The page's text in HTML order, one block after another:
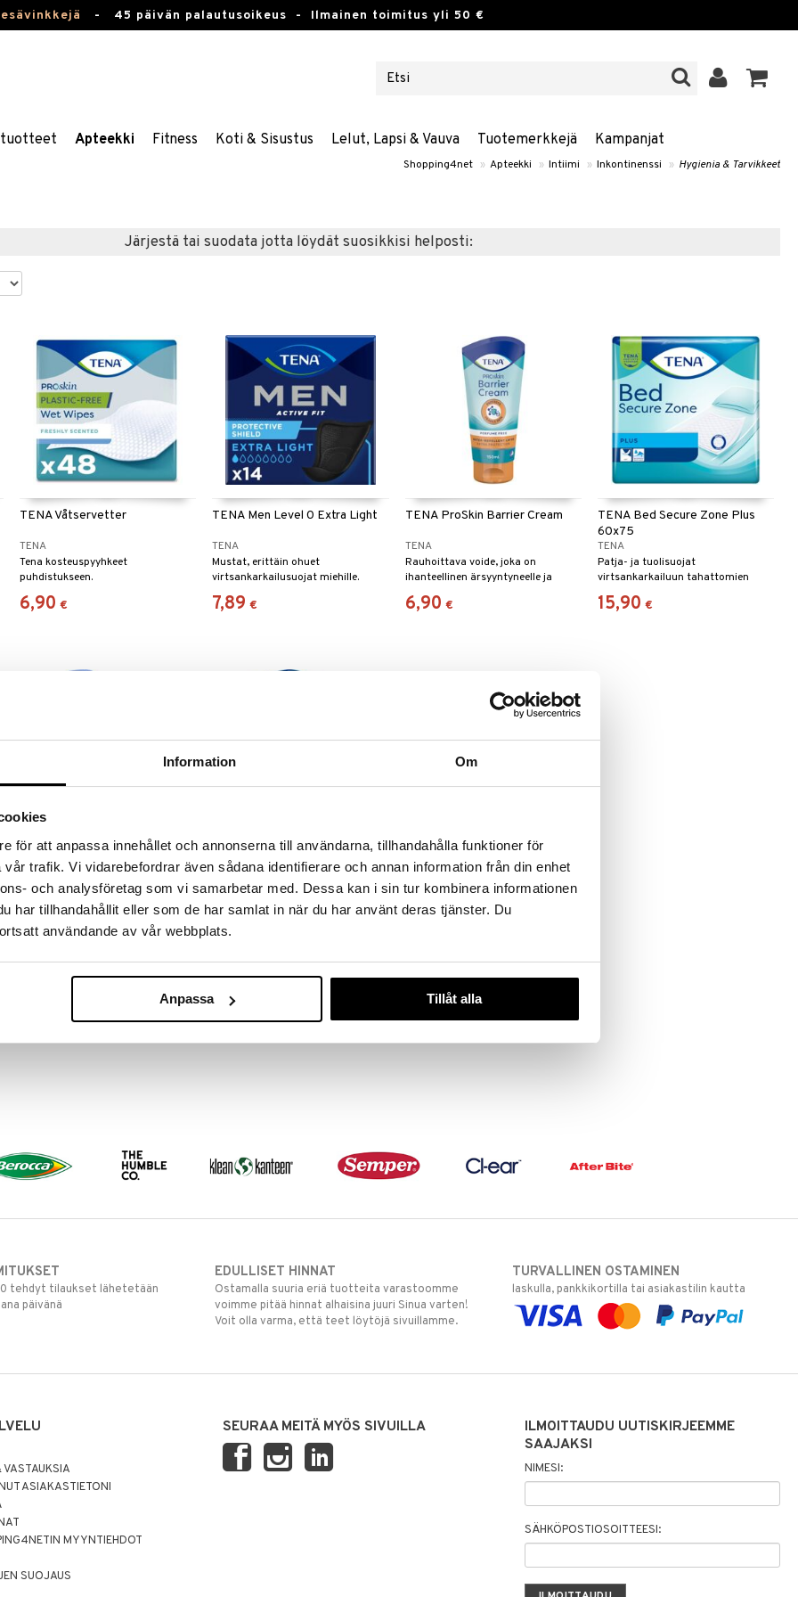
Information Om
för att anpassa innehållet och annonserna till användarna, tillhandahålla funktioner för
trafik. Vi vidarebefordrar även sådana identifierare och annan information från din enhet
och analysföretag som vi samarbetar med. Dessa kan i sin tur kombinera informationen
har tillhandahållit eller som de har samlat in när du har använt deras tjänster. Du
användande av vår webbplats.
Anpassa Tillåt alla
- 45 päivän palautusoikeus - Ilmainen toimitus yli 50 €
Apteekki Fitness Koti & Sisustus Lelut, Lapsi & Vauva Tuotemerkkejä Kampanjat
Shopping4net » Apteekki » Intiimi » Inkontinenssi » Hygienia & Tarvikkeet
Järjestä tai suodata jotta löydät suosikkisi helposti:
TENA Våtservetter
TENA
Tena kosteuspyyhkeet
puhdistukseen.
6,90 €
TENA Men Level 0 Extra Light
TENA
Mustat, erittäin ohuet
virtsankarkailusuojat miehille.
7,89 €
TENA ProSkin Barrier Cream
TENA
Rauhoittava voide, joka on
ihanteellinen ärsyyntyneelle ja
herkälle iholle.
6,90 €
TENA Bed Secure Zone Plus
60x75
TENA
Patja- ja tuolisuojat
virtsankarkailuun tahattomien
virtsavuotojen varalta.
15,90 €
TENA ProSkin Wash Cream 3-in-
1 Perfume Free
Puhdistaa, suojaa ja kosteuttaa
herkkää ikääntyvää ihoa.
15,90 €
TENA ProSkin Wash Cream 3-in-
1
TENA
Tena pesuvoide, joka ei vaadi
huuhtelua. Hellävarainen
vaihtoehto veden ja saippuan
alk.
tehdyt tilaukset lähetetään
päivänä
EDULLISET HINNAT
Ostamalla suuria eriä tuotteita varastoomme
voimme pitää hinnat alhaisina juuri Sinua varten!
Voit olla varma, että teet löytöjä sivuillamme.
TURVALLINEN OSTAMINEN
laskulla, pankkikortilla tai asiakastilin kautta
ASIAKASTIETONI
MYYNTIEHDOT
SUOJAUS
SEURAA MEITÄ MYÖS SIVUILLA
ILMOITTAUDU UUTISKIRJEEMME
SAAJAKSI
NIMESI:
SÄHKÖPOSTIOSOITTEESI: